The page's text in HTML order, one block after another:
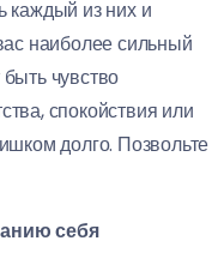
каждый из них и
наиболее сильный
чувство
спокойствия или
долго. Позвольте
себя